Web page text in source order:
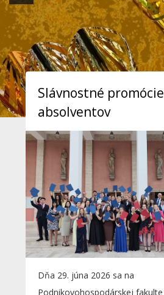
Slávnostné promócie
absolventov
Dňa 29. júna 2026 sa na
Podnikovohospodárskej fakulte